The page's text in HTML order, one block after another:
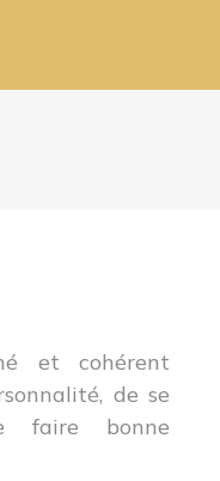
et cohérent
de se
faire bonne